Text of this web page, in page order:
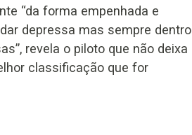
“da forma empenhada e
depressa mas sempre dentro
revela o piloto que não deixa
classificação que for